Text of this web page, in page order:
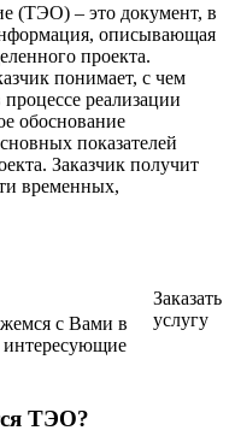
(ТЭО) – это документ, в
описывающая
проекта.
понимает, с чем
реализации
обоснование
показателей
Заказчик получит
временных,
с Вами в
интересующие
Заказать
услугу
ТЭО?